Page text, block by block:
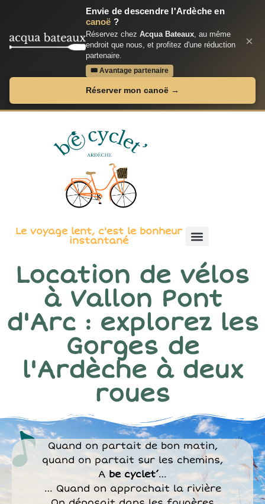
Envie de descendre l'Ardèche en
canoë ?
Réservez chez Acqua Bateaux, au même
endroit que nous, et profitez d'une réduction
partenaire.
🎟 Avantage partenaire
Réserver mon canoë →
×
Le voyage lent, c'est le bonheur
instantané
Location de vélos
à Vallon Pont
d'Arc : explorez les
Gorges de
l'Ardèche à deux
roues
Quand on partait de bon matin,
quand on partait sur les chemins,
A be cyclet’…
… Quand on approchait la rivière